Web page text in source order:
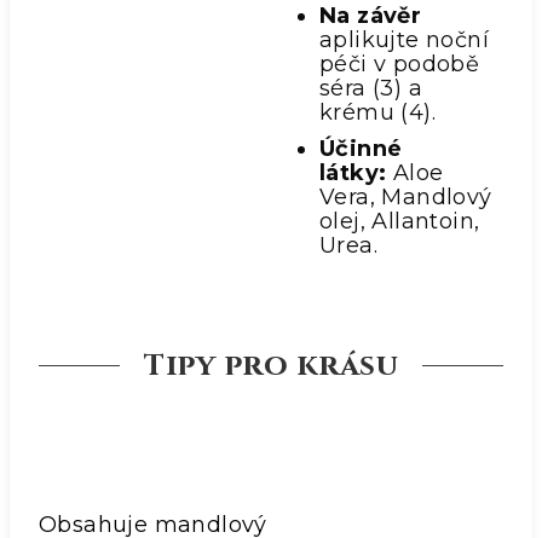
Na závěr
aplikujte noční
péči v podobě
séra (3) a
krému (4).
Účinné
látky: Aloe
Vera, Mandlový
olej, Allantoin,
Urea.
Tipy pro krásu
Obsahuje mandlový